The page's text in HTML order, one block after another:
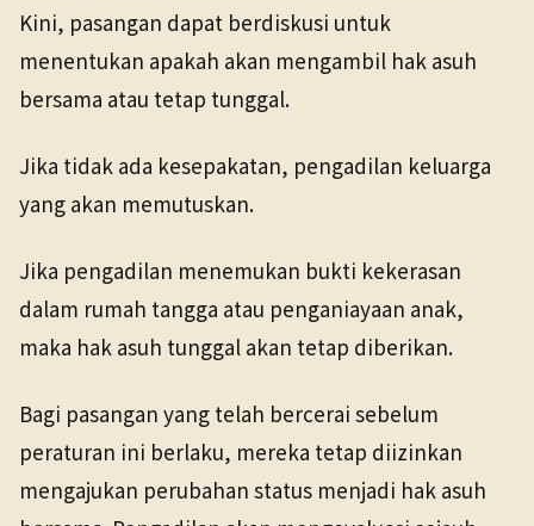
Kini, pasangan dapat berdiskusi untuk
menentukan apakah akan mengambil hak asuh
bersama atau tetap tunggal.
Jika tidak ada kesepakatan, pengadilan keluarga
yang akan memutuskan.
Jika pengadilan menemukan bukti kekerasan
dalam rumah tangga atau penganiayaan anak,
maka hak asuh tunggal akan tetap diberikan.
Bagi pasangan yang telah bercerai sebelum
peraturan ini berlaku, mereka tetap diizinkan
mengajukan perubahan status menjadi hak asuh